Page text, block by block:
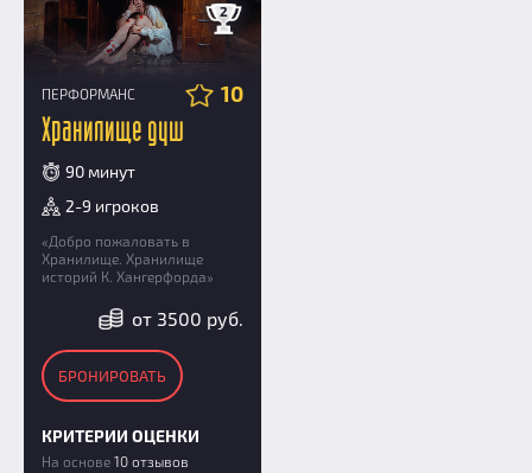
2
ПЕРФОРМАНС 10
Хранилище душ
90 минут
2-9 игроков
«Добро пожаловать в
Хранилище. Хранилище
историй К. Хангерфорда»
от 3500 руб.
БРОНИРОВАТЬ
КРИТЕРИИ ОЦЕНКИ
На основе 10 отзывов